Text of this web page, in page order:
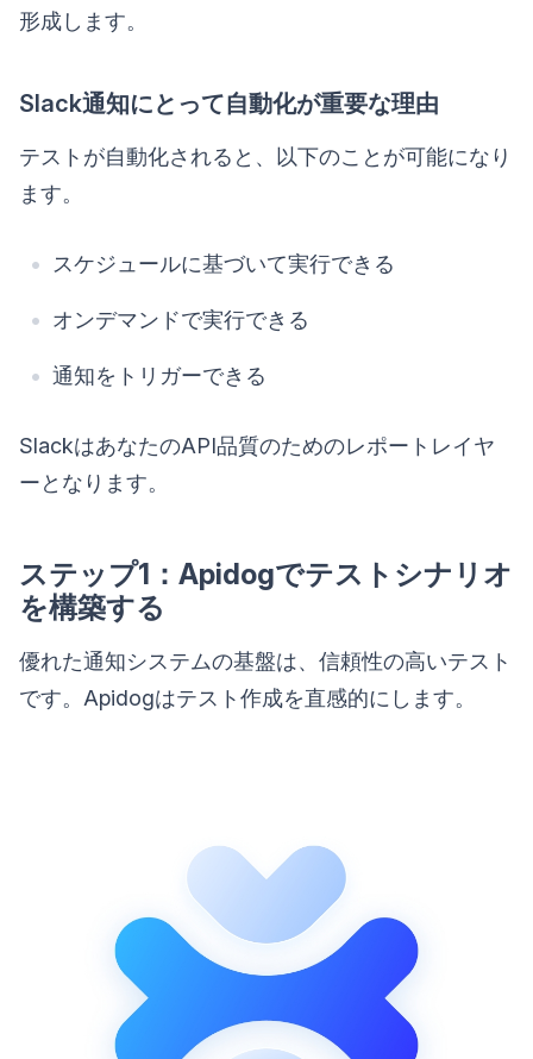
形成します。
Slack通知にとって自動化が重要な理由
テストが自動化されると、以下のことが可能になり
ます。
スケジュールに基づいて実行できる
オンデマンドで実行できる
通知をトリガーできる
SlackはあなたのAPI品質のためのレポートレイヤ
ーとなります。
ステップ1：Apidogでテストシナリオ
を構築する
優れた通知システムの基盤は、信頼性の高いテスト
です。Apidogはテスト作成を直感的にします。